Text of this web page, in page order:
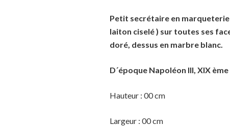
Petit secrétaire en
laiton ciselé ) sur toutes ses
doré, dessus en marbre blanc.
D´époque Napoléon III, XIX
Hauteur : 00 cm
Largeur : 00 cm